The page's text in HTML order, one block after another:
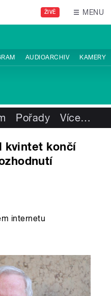
ŽIVĚ MENU
AUDIOARCHIV KAMERY
Pořady Více…
kvintet končí
internetu